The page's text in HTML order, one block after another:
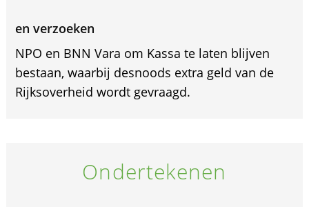
en verzoeken
NPO en BNN Vara om Kassa te laten blijven
bestaan, waarbij desnoods extra geld van de
Rijksoverheid wordt gevraagd.
Ondertekenen